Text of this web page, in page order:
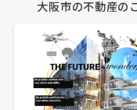
大阪市の不動産の